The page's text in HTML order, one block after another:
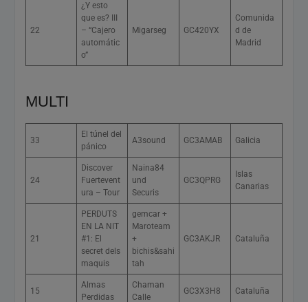
22
¿Y esto
que es? III
– “Cajero
automátic
o”
Migarseg GC420YX
Comunida
d de
Madrid
MULTI
33
El túnel del
pánico
A3sound GC3AMAB Galicia
24
Discover
Fuertevent
ura – Tour
Naina84
und
Securis
GC3QPRG
Islas
Canarias
21
PERDUTS
EN LA NIT
#1: El
secret dels
maquis
gemcar +
Maroteam
+
bichis&sahi
tah
GC3AKJR Cataluña
15
Almas
Perdidas
Chaman
Calle
GC3X3H8 Cataluña